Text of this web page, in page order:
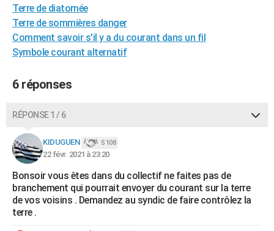
CARTE DE VOEUX
Carte de Noël
Carte Bonne année
Carte Saint-Valentin
Carte Pâques
Carte d'anniversaire
DICTIONNAIRE
Dictionnaire
Biographies
Citations
Expressions
Proverbes
PROGRAMME TV
COPAINS D'AVANT
FORUM
Bricolage
Lifestyle
Culture
Sport
Auto
Television
Voyage
Cinema
Terre de diatomée
Terre de sommières danger
Comment savoir s'il y a du courant dans un fil
Symbole courant alternatif
6 réponses
RÉPONSE 1 / 6
KIDUGUEN 5 108
22 févr. 2021 à 23:20
Bonsoir vous êtes dans du collectif ne faites pas de
branchement qui pourrait envoyer du courant sur la terre
de vos voisins . Demandez au syndic de faire contrôlez la
terre .